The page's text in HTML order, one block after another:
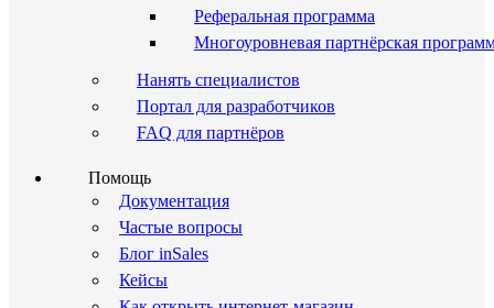
Реферальная программа
Многоуровневая партнёрская
Нанять специалистов
Портал для разработчиков
FAQ для партнёров
Помощь
Документация
Частые вопросы
Блог inSales
Кейсы